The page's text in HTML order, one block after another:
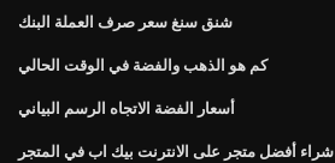
شنق سنغ سعر صرف العملة البنك
كم هو الذهب والفضة في الوقت الحالي
أسعار الفضة الاتجاه الرسم البياني
شراء أفضل متجر على الانترنت بيك اب في المتجر